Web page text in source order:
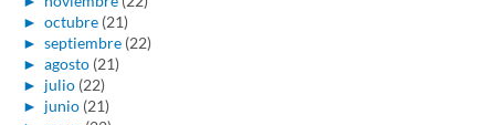
► octubre (21)
► septiembre (22)
► agosto (21)
► julio (22)
► junio (21)